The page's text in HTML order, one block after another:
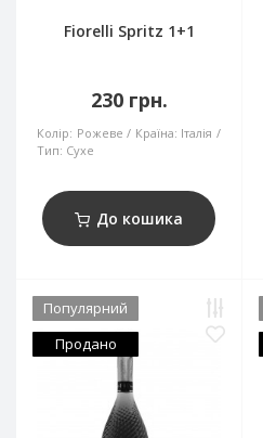
Fiorelli Spritz 1+1
230 грн.
Колір: Рожеве Країна: Італія
Тип: Сухе
До кошика
Популярний
Продано